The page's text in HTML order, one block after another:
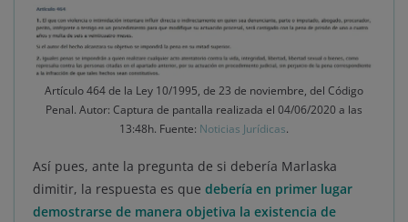
Artículo 464 de la Ley 10/1995, de 23 de noviembre, del Código
Penal. Autor: Captura de pantalla realizada el 04/06/2020 a las
13:48h. Fuente: Noticias Jurídicas.
Así pues, ante la pregunta de si debería Marlaska
dimitir, la respuesta es que debería en primer lugar
demostrarse de manera objetiva la existencia de